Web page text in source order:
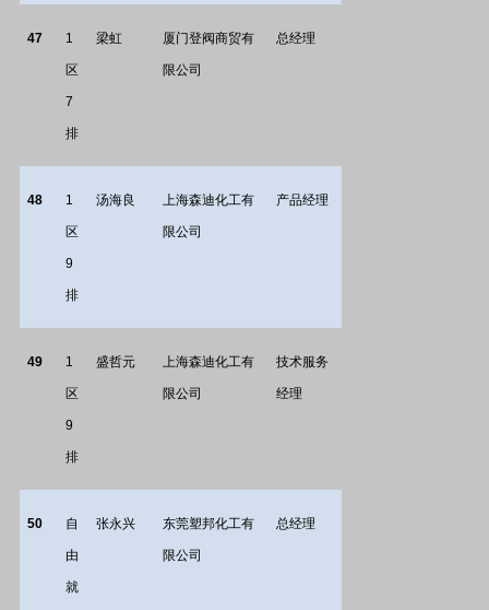
47 1
区
7
排
梁虹 厦门登阀商贸有
限公司
总经理
48 1
区
9
排
汤海良 上海森迪化工有
限公司
产品经理
49 1
区
9
排
盛哲元 上海森迪化工有
限公司
技术服务
经理
50 自
由
就
张永兴 东莞塑邦化工有
限公司
总经理